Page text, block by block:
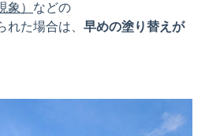
象） などの
れた場合は、 早めの塗り替えが